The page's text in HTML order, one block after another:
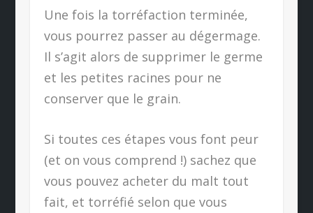
Une fois la torréfaction terminée,
vous pourrez passer au dégermage.
Il s’agit alors de supprimer le germe
et les petites racines pour ne
conserver que le grain.
Si toutes ces étapes vous font peur
(et on vous comprend !) sachez que
vous pouvez acheter du malt tout
fait, et torréfié selon que vous